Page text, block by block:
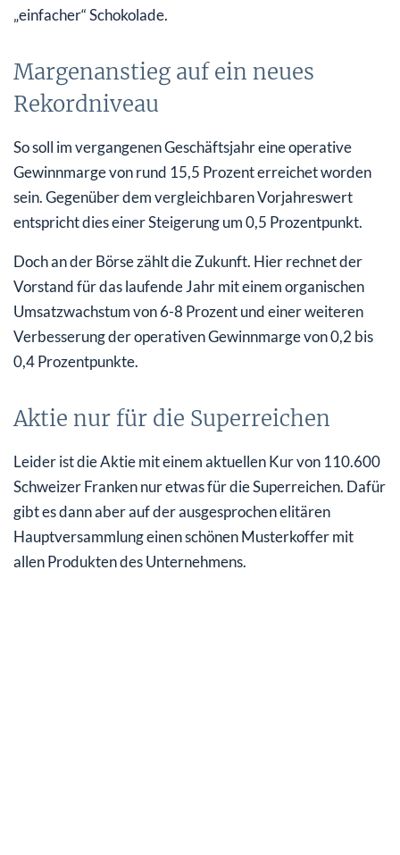
„einfacher“ Schokolade.
Margenanstieg auf ein neues
Rekordniveau
So soll im vergangenen Geschäftsjahr eine operative
Gewinnmarge von rund 15,5 Prozent erreichet worden
sein. Gegenüber dem vergleichbaren Vorjahreswert
entspricht dies einer Steigerung um 0,5 Prozentpunkt.
Doch an der Börse zählt die Zukunft. Hier rechnet der
Vorstand für das laufende Jahr mit einem organischen
Umsatzwachstum von 6-8 Prozent und einer weiteren
Verbesserung der operativen Gewinnmarge von 0,2 bis
0,4 Prozentpunkte.
Aktie nur für die Superreichen
Leider ist die Aktie mit einem aktuellen Kur von 110.600
Schweizer Franken nur etwas für die Superreichen. Dafür
gibt es dann aber auf der ausgesprochen elitären
Hauptversammlung einen schönen Musterkoffer mit
allen Produkten des Unternehmens.